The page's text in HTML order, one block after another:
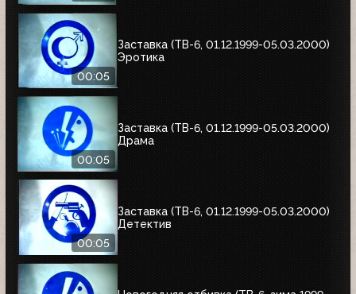
00:05
Заставка (ТВ-6, 01.12.1999-05.03.2000)
Эротика
00:05
Заставка (ТВ-6, 01.12.1999-05.03.2000)
Драма
00:05
Заставка (ТВ-6, 01.12.1999-05.03.2000)
Детектив